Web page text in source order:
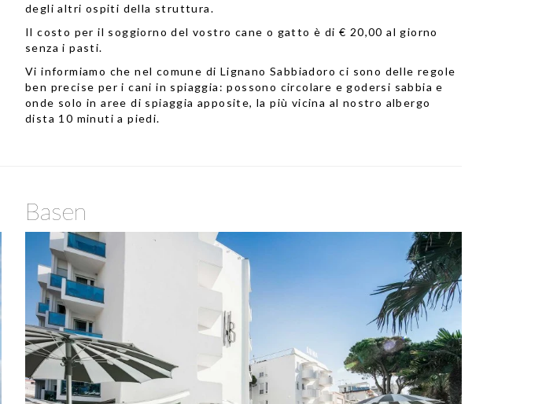
degli altri ospiti della struttura.
Il costo per il soggiorno del vostro cane o gatto è di € 20,00 al giorno
senza i pasti.
Vi informiamo che nel comune di Lignano Sabbiadoro ci sono delle regole
ben precise per i cani in spiaggia: possono circolare e godersi sabbia e
onde solo in aree di spiaggia apposite, la più vicina al nostro albergo
dista 10 minuti a piedi.
Basen